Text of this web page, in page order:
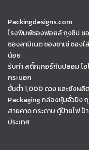
Packingdesigns.com
โรงพิมพ์ซองฟอยล์ ถุงซิป ซ
ซองลามิเนต ซองซาเช่ ซอ
น้อย
รับทำ สติ๊กเกอร์กันปลอม โ
กระบอก
ขั้นต่ำ 1,000 ดวง และยังผ
Packaging กล่องหุ้มจั่วปัง
สายคาด กระดาษ ตู้ป้ายไฟ
ประเทศ